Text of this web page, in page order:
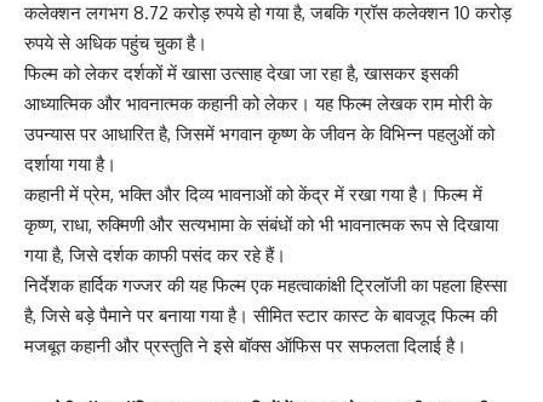
कलेक्शन लगभग 8.72 करोड़ रुपये हो गया है, जबकि ग्रॉस कलेक्शन 10 करोड़
रुपये से अधिक पहुंच चुका है।
फिल्म को लेकर दर्शकों में खासा उत्साह देखा जा रहा है, खासकर इसकी
आध्यात्मिक और भावनात्मक कहानी को लेकर। यह फिल्म लेखक राम मोरी के
उपन्यास पर आधारित है, जिसमें भगवान कृष्ण के जीवन के विभिन्न पहलुओं को
दर्शाया गया है।
कहानी में प्रेम, भक्ति और दिव्य भावनाओं को केंद्र में रखा गया है। फिल्म में
कृष्ण, राधा, रुक्मिणी और सत्यभामा के संबंधों को भी भावनात्मक रूप से दिखाया
गया है, जिसे दर्शक काफी पसंद कर रहे हैं।
निर्देशक हार्दिक गज्जर की यह फिल्म एक महत्वाकांक्षी ट्रिलॉजी का पहला हिस्सा
है, जिसे बड़े पैमाने पर बनाया गया है। सीमित स्टार कास्ट के बावजूद फिल्म की
मजबूत कहानी और प्रस्तुति ने इसे बॉक्स ऑफिस पर सफलता दिलाई है।